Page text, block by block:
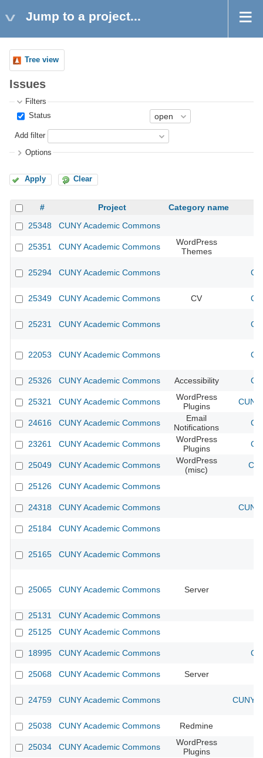
Jump to a project...
Tree view
Issues
Filters
Status
Add filter
Options
Apply Clear
# Project
Category name
25348
CUNY Academic Commons
25351 CUNY Academic Commons
WordPress
Themes
25294 CUNY Academic Commons
25349 CUNY Academic Commons CV
25231 CUNY Academic Commons
22053 CUNY Academic Commons
25326 CUNY Academic Commons Accessibility
25321 CUNY Academic Commons
WordPress
Plugins
24616 CUNY Academic Commons
Email
Notifications
23261 CUNY Academic Commons
WordPress
Plugins
25049 CUNY Academic Commons
WordPress
(misc)
25126 CUNY Academic Commons
24318 CUNY Academic Commons
25184 CUNY Academic Commons
25165 CUNY Academic Commons
25065 CUNY Academic Commons Server
25131
CUNY Academic Commons
25125
CUNY Academic Commons
18995 CUNY Academic Commons
25068 CUNY Academic Commons Server
24759 CUNY Academic Commons CUNY
25038 CUNY Academic Commons Redmine
25034 CUNY Academic Commons
WordPress
Plugins